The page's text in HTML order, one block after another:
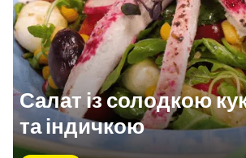
Салат із солодкою
та індичкою